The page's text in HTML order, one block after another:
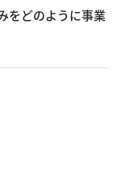
をどのように事業